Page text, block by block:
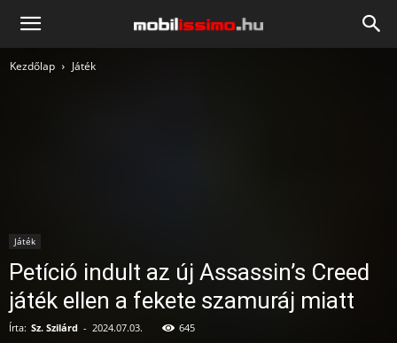
Mobilissimo.hu
Kezdőlap Játék
Játék
Petíció indult az új Assassin’s Creed
játék ellen a fekete szamuráj miatt
Írta: Sz. Szilárd - 2024.07.03. 645